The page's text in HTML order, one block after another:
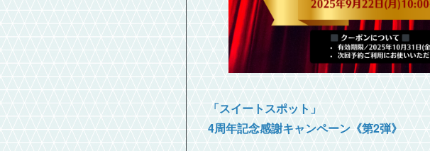
「スイートスポット」
4周年記念感謝キャンペーン《第2弾》